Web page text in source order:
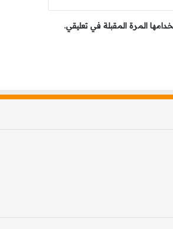
المرة المقبلة في تعليقي.